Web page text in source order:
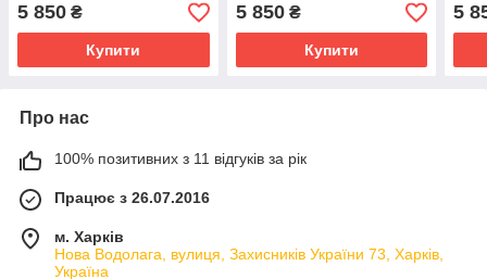
5 850 ₴
Купити
5 850₴
Купити
5
Про нас
100% позитивних з 11 відгуків за рік
Працює з 26.07.2016
м. Харків
Нова Водолага, вулиця, Захисників України 73, Харків,
Україна